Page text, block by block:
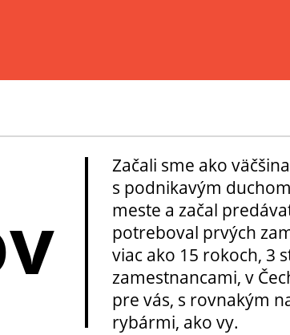
Začali sme ako
s podnikavým
meste a začal
potreboval prvých
viac ako 15 rokoch, 3
zamestnancami, v
pre vás, s rovnakým
rybármi, ako vy.